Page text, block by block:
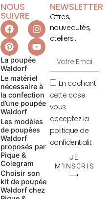
NOUS
SUIVRE
La poupée
Waldorf
Le matériel
nécessaire à
la confection
d’une poupée
Waldorf
Les modèles
de poupées
Waldorf
proposés par
Pique &
Colegram
Choisir son
kit de poupée
Waldorf chez
NEWSLETTER
Offres,
nouveautés,
ateliers…
En cochant
cette case
vous
acceptez la
politique de
confidentialit
JE
M'INSCRIS
⟶